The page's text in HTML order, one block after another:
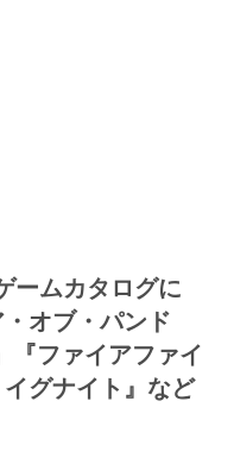
ムカタログに
・オブ・パンド
ファイアファイ
グナイト』など